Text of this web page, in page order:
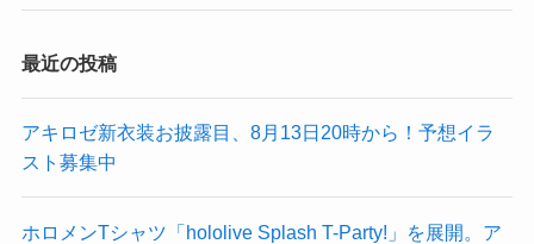
最近の投稿
アキロゼ新衣装お披露目、8月13日20時から！予想イラ
スト募集中
ホロメンTシャツ「hololive Splash T-Party!」を展開。ア